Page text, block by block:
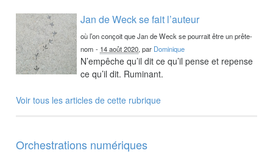
Jan de Weck se fait l’auteur
où l’on conçoit que Jan de Weck se pourrait être un prête-
nom - 14 août 2020, par Dominique
N’empêche qu’il dit ce qu’il pense et repense
ce qu’il dit. Ruminant.
Voir tous les articles de cette rubrique
Orchestrations numériques